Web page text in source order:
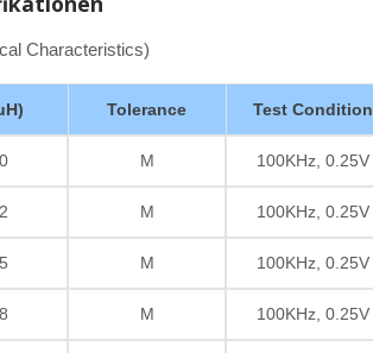
Characteristics)
Tolerance Test Condition
M 100KHz, 0.25V
M 100KHz, 0.25V
M 100KHz, 0.25V
M 100KHz, 0.25V